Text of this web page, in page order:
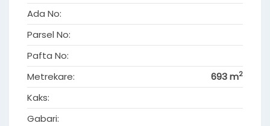
Ada No:
Parsel No:
Pafta No:
Metrekare:
693 m2
Kaks:
Gabari: